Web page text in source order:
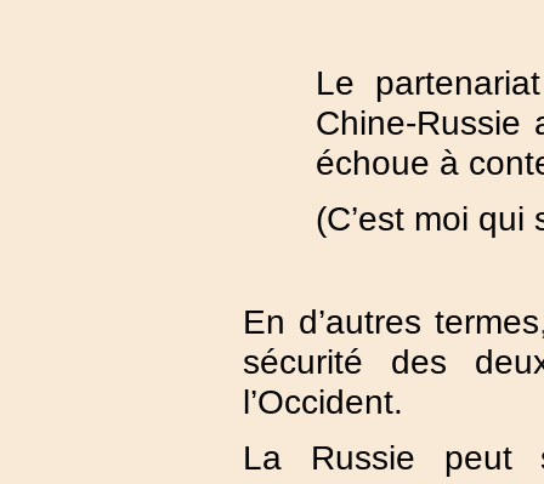
Le
Chine-Russie
échoue à
(C’est moi qui
En d’autres termes
sécurité des
l’Occident.
La Russie peut